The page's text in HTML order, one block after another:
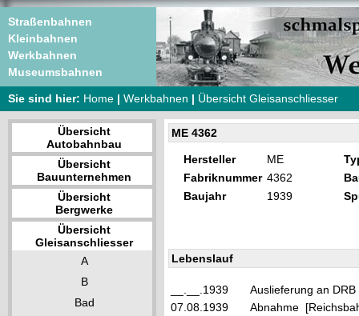
Straßenbahnen
Kleinbahnen
Werkbahnen
Museumsbahnen
Sie sind hier: Home | Werkbahnen | Übersicht Gleisanschliesser
Übersicht
Autobahnbau
Übersicht
Bauunternehmen
Übersicht
Bergwerke
Übersicht
Gleisanschliesser
A
B
Bad
ME 4362
Hersteller ME
Fabriknummer 4362
Baujahr
1939
Lebenslauf
__.__.1939
Auslieferung an
07.08.1939
Abnahme